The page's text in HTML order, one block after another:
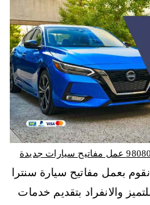
بعمل مفاتيح سيارة سنترا
والانفراد بتقديم خدمات